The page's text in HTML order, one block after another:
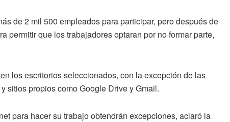
de 2 mil 500 empleados para participar, pero después de
permitir que los trabajadores optaran por no formar parte,
los escritorios seleccionados, con la excepción de las
sitios propios como Google Drive y Gmail.
para hacer su trabajo obtendrán excepciones, aclaró la